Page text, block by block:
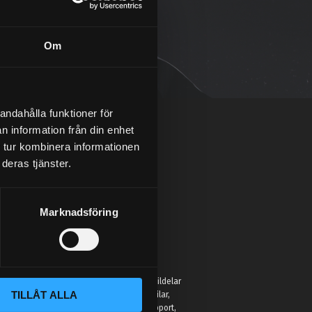
Om
funktioner för
information från din enhet
kombinera informationen
tjänster.
Marknadsföring
TILLÅT ALLA
Street Performance hittar du inte bara bildelar
för att hjälpa entusiaster förbättra sina bilar,
hobbyprojekt. Vi erbjuder kunnig support,